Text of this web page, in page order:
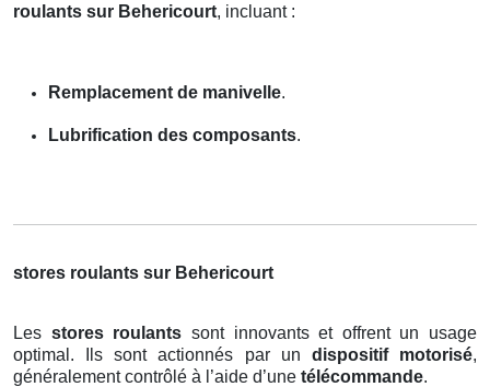
roulants sur Behericourt, incluant :
Remplacement de manivelle.
Lubrification des composants.
stores roulants sur Behericourt
Les stores roulants sont innovants et offrent un usage
optimal. Ils sont actionnés par un dispositif motorisé,
généralement contrôlé à l’aide d’une télécommande.